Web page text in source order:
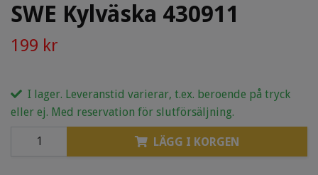
SWE Kylväska 430911
199 kr
I lager. Leveranstid varierar, t.ex. beroende på tryck
eller ej. Med reservation för slutförsäljning.
LÄGG I KORGEN